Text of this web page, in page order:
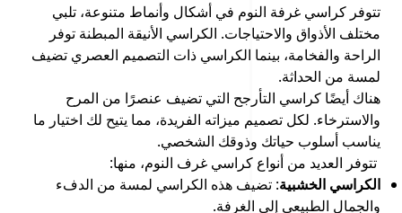
تتوفر كراسي غرفة النوم في أشكال وأنماط متنوعة، تلبي
مختلف الأذواق والاحتياجات. الكراسي الأنيقة المبطنة توفر
الراحة والفخامة، بينما الكراسي ذات التصميم العصري تضيف
لمسة من الحداثة.
هناك أيضًا كراسي التأرجح التي تضيف عنصرًا من المرح
والاسترخاء. لكل تصميم ميزاته الفريدة، مما يتيح لك اختيار ما
يناسب أسلوب حياتك وذوقك الشخصي.
تتوفر العديد من أنواع كراسي غرف النوم، منها:
الكراسي الخشبية: تضيف هذه الكراسي لمسة من الدفء
والجمال الطبيعي إلى الغرفة.